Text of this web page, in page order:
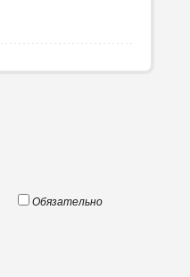
Обязательно